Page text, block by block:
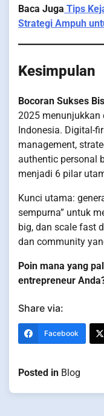
Baca Juga Tips
Strategi Ampuh
Kesimpulan
Bocoran Sukses
2025 menunjukkan
Indonesia. Digital-
management,
authentic personal
menjadi 6 pilar
Kunci utama:
sempurna” untuk
big, dan scale fast
dan community
Poin mana yang
entrepreneur
Share via:
Facebook
Posted in Blog